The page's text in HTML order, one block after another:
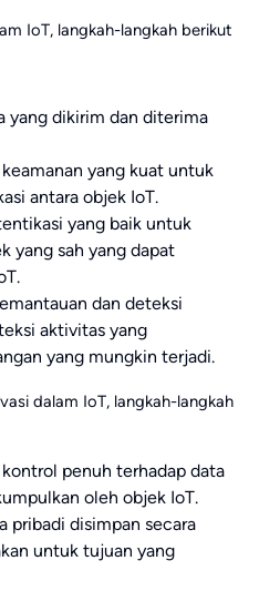
IoT, langkah-langkah berikut
yang dikirim dan diterima
yang kuat untuk
antara objek IoT.
yang baik untuk
yang sah yang dapat
dan deteksi
aktivitas yang
yang mungkin terjadi.
dalam IoT, langkah-langkah
penuh terhadap data
oleh objek IoT.
pribadi disimpan secara
untuk tujuan yang